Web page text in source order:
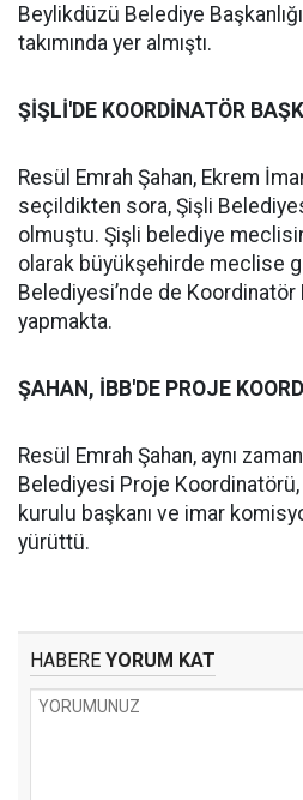
Beylikdüzü Belediye
takımında yer almıştı.
ŞİŞLİ'DE KOORDİNATÖR
Resül Emrah Şahan, Ekrem
seçildikten sora, Şişli
olmuştu. Şişli belediye
olarak büyükşehirde meclise
Belediyesi’nde de Koordinatör
yapmakta.
ŞAHAN, İBB'DE PROJE
Resül Emrah Şahan, aynı
Belediyesi Proje Koordinatörü,
kurulu başkanı ve imar
yürüttü.
HABERE YORUM KAT